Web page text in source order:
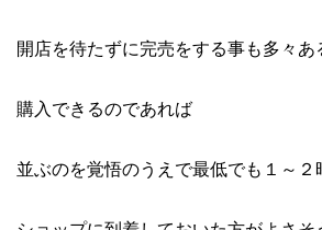
開店を待たずに完売をする事も多々あ
購入できるのであれば
並ぶのを覚悟のうえで最低でも１～２